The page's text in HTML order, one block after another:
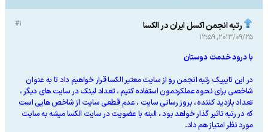
#1 رتبه انجمن اکسل ایران در الکسا
2013/09/25, 13:59
با درود خدمت دوستان
در این تایپیک رتبه انجمن رو از سایت معتبر الکسا قرار خواهیم داد تا به عنوان
شاخصی برای نحوه عملکردمون استفاده کنیم ، تعداد لینک در سایت های دیگر ،
تعداد بازدید کننده ، بروز رسانی سایت ، عدم قطعی سایت از شاخص هایی است
که در رتبه تاثیر گذار خواهد بود ، البته با عضویت در سایت الکسا میشه به سایت
مورد نظر امتیاز هم داد.